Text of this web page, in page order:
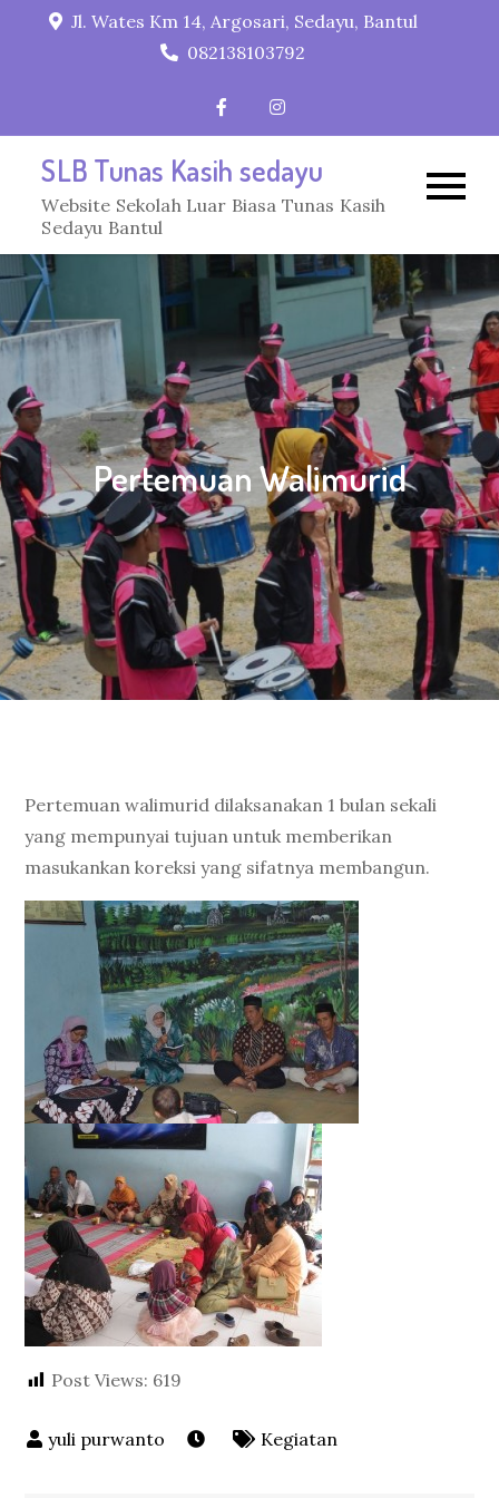
Jl. Wates Km 14, Argosari, Sedayu, Bantul
082138103792
SLB Tunas Kasih sedayu
Website Sekolah Luar Biasa Tunas Kasih
Sedayu Bantul
Pertemuan Walimurid
Pertemuan walimurid dilaksanakan 1 bulan sekali
yang mempunyai tujuan untuk memberikan
masukankan koreksi yang sifatnya membangun.
Post Views: 619
Kegiatan